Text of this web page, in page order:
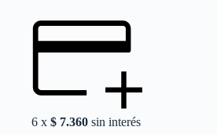
6 x $ 7.360 sin interés